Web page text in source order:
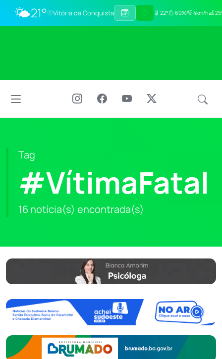
🌤️21° Vitória da Conquista 22° 69% 4km/h
Tag
#VítimaFatal
16 notícia(s) encontrada(s)